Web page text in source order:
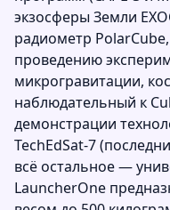
экзосферы Земли
радиометр PolarCube,
проведению
микрогравитации,
наблюдательный к
демонстрации
TechEdSat-7
всё остальное —
LauncherOne